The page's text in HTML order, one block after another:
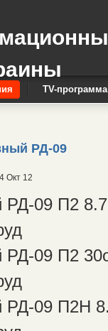
TV-программа
РД-09
Окт 12
РД-09 П2
РД-09 П2
РД-09 П2Н